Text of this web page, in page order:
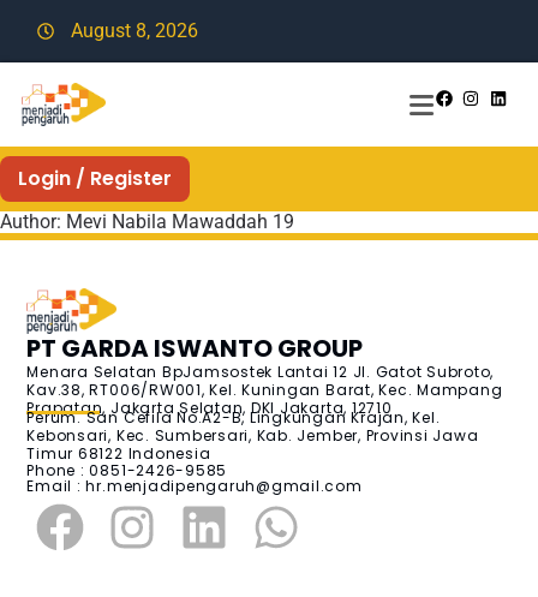
August 8, 2026
Login / Register
Author: Mevi Nabila Mawaddah 19
PT GARDA ISWANTO GROUP
Menara Selatan BpJamsostek Lantai 12 Jl. Gatot Subroto,
Kav.38, RT006/RW001, Kel. Kuningan Barat, Kec. Mampang
Prapatan, Jakarta Selatan, DKI Jakarta, 12710
Perum. San Cefila No.A2-B, Lingkungan Krajan, Kel.
Kebonsari, Kec. Sumbersari, Kab. Jember, Provinsi Jawa
Timur 68122 Indonesia
Phone : 0851-2426-9585
Email :hr.menjadipengaruh@gmail.com